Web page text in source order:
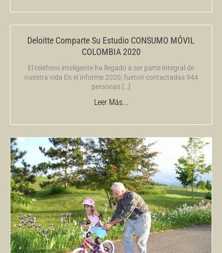
Deloitte Comparte Su Estudio CONSUMO MÓVIL
COLOMBIA 2020
El teléfono inteligente ha llegado a ser parte integral de
nuestra vida En el informe 2020, fueron contactadas 944
personas […]
Leer Más...